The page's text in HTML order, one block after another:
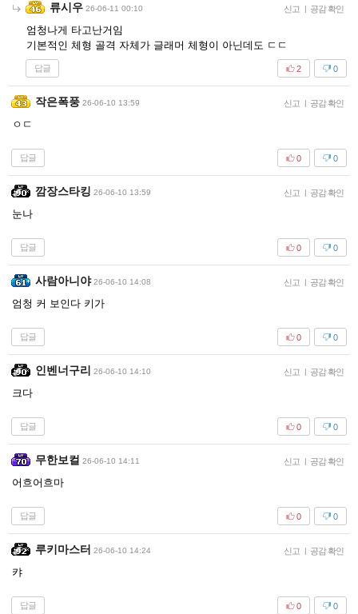
류시우 26-06-11 00:10 신고 | 공감 확인
엄청나게 타고난거임
기본적인 체형 골격 자체가 글래머 체형이 아닌데도 ㄷㄷ
답글 0
2
작은폭풍 26-06-10 13:59 신고 | 공감 확인
ㅇㄷ
답글 0
0
깜장스타킹 26-06-10 13:59 신고 | 공감 확인
눈나
답글 0
0
사람아니야 26-06-10 14:08 신고 | 공감 확인
엄청 커 보인다 키가
답글 0
0
인벤너구리 26-06-10 14:10 신고 | 공감 확인
크다
답글 0
0
무한보컬 26-06-10 14:11 신고 | 공감 확인
어흐어흐마
답글 0
0
루키마스터 26-06-10 14:24 신고 | 공감 확인
캬
답글 0
0